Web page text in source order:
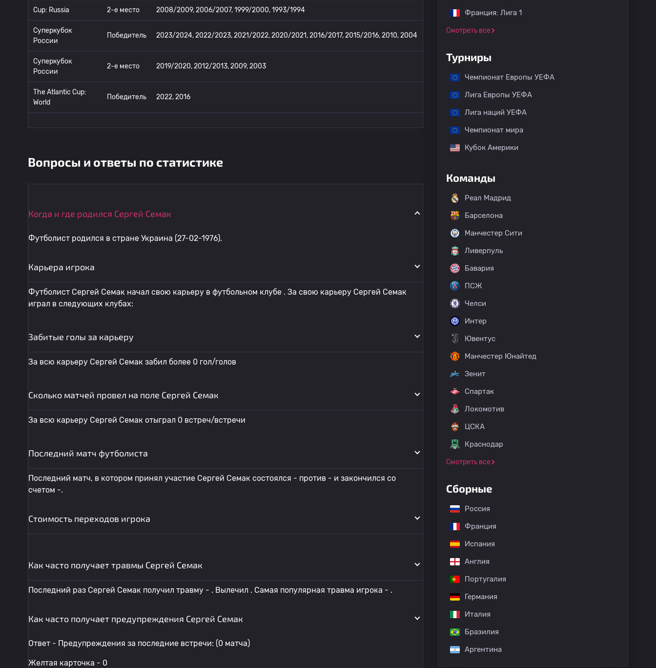
Cup: Russia 2-е место 2008/2009, 2006/2007, 1999/2000, 1993/1994
Суперкубок
России
Победитель 2023/2024, 2022/2023, 2021/2022, 2020/2021, 2016/2017, 2015/2016, 2010, 2004
Суперкубок
России
2-е место 2019/2020, 2012/2013, 2009, 2003
The Atlantic Cup:
World
Победитель 2022, 2016
Вопросы и ответы по статистике
Когда и где родился Сергей Семак
Футболист родился в стране Украина (27-02-1976).
Карьера игрока
Футболист Сергей Семак начал свою карьеру в футбольном клубе . За свою карьеру Сергей Семак
играл в следующих клубах:
Забитые голы за карьеру
За всю карьеру Сергей Семак забил более 0 гол/голов
Сколько матчей провел на поле Сергей Семак
За всю карьеру Сергей Семак отыграл 0 встреч/встречи
Последний матч футболиста
Последний матч, в котором принял участие Сергей Семак состоялся - против - и закончился со
счетом -.
Стоимость переходов игрока
Как часто получает травмы Сергей Семак
Последний раз Сергей Семак получил травму - . Вылечил . Самая популярная травма игрока - .
Как часто получает предупреждения Сергей Семак
Ответ - Предупреждения за последние встречи: (0 матча)
Желтая карточка - 0
Франция: Лига 1
Смотреть все
Турниры
Чемпионат Европы УЕФА
Лига Европы УЕФА
Лига наций УЕФА
Чемпионат мира
Кубок Америки
Команды
Реал Мадрид
Барселона
Манчестер Сити
Ливерпуль
Бавария
ПСЖ
Челси
Интер
Ювентус
Манчестер Юнайтед
Зенит
Спартак
Локомотив
ЦСКА
Краснодар
Смотреть все
Сборные
Россия
Франция
Испания
Англия
Португалия
Германия
Италия
Бразилия
Аргентина